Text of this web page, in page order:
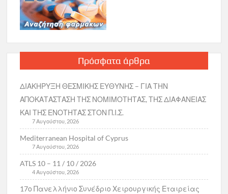
Πρόσφατα άρθρα
ΔΙΑΚΗΡΥΞΗ ΘΕΣΜΙΚΗΣ ΕΥΘΥΝΗΣ – ΓΙΑ ΤΗΝ
ΑΠΟΚΑΤΑΣΤΑΣΗ ΤΗΣ ΝΟΜΙΜΟΤΗΤΑΣ, ΤΗΣ ΔΙΑΦΑΝΕΙΑΣ
ΚΑΙ ΤΗΣ ΕΝΟΤΗΤΑΣ ΣΤΟΝ Π.Ι.Σ.
7 Αυγούστου, 2026
Mediterranean Hospital of Cyprus
7 Αυγούστου, 2026
ATLS 10 – 11 / 10 / 2026
4 Αυγούστου, 2026
17ο Πανελλήνιο Συνέδριο Χειρουργικής Εταιρείας